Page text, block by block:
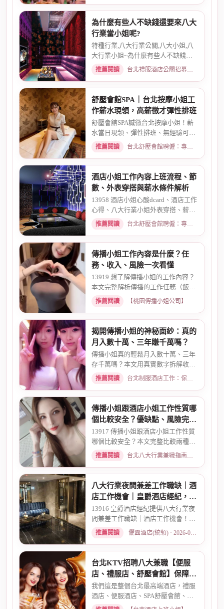
為什麼有些人不缺錢還要來八大
行業當小姐呢?
特種行業,八大行業公關,八大小姐,八
大行業小姐~為什麼有些人不缺錢還
要來八大行業當小姐呢? １．...
推薦閱讀 台北禮服酒店公關招募：兼職工作內容與薪資規範 · 2026-02-10
舒壓會館SPA｜台北按摩小姐工
作薪水現領，高薪徵才彈性排班
舒壓會館SPA誠徵台北按摩小姐！薪
水當日現領、彈性排班、無經驗可免
費培訓。環境舒適、安全有保...
推薦閱讀 台北舒壓會館聘僱：專業按摩師職缺與職涯規劃 · 2026-03-17
酒店小姐工作內容上班流程、節
數、外表穿搭與薪水條件解析
13958 酒店小姐心酸dcard、酒店工作
心得、八大行業小姐外表穿搭、薪水
條件、酒店公關出場費、酒...
推薦閱讀 台北舒壓會館聘僱：專業按摩師職缺與職涯規劃 · 2026-05-31
傳播小姐工作內容是什麼？任
務、收入、風險一次看懂
13919 想了解傳播小姐的工作內容？
本文完整解析傳播的工作任務（飯
局、派對、唱歌）、出勤方式、...
推薦閱讀 【桃園傳播小姐公司】傳播妹工作、兼職現領 · 2026-03-23
揭開傳播小姐的神秘面紗：真的
月入數十萬、三年賺千萬嗎？
傳播小姐真的輕鬆月入數十萬、三年
存千萬嗎？本文用真實數字拆解收入
結構，比較酒店與傳播的差異...
推薦閱讀 台北制服酒店工作：保障現領薪資與職缺總覽 · 2026-06-04
傳播小姐跟酒店小姐工作性質哪
個比較安全？優缺點、風險完整
比較
13917 傳播小姐跟酒店小姐工作性質
哪個比較安全？本文完整比較兩種工
作的環境、保障機制、風險來...
推薦閱讀 台北八大行業兼職指南：熱門職缺與求職須知 · 2026-03-17
八大行業夜間兼差工作職缺｜酒
店工作機會｜皇爵酒店經紀，高
薪現領彈性排班
13916 皇爵酒店經紀提供八大行業夜
間兼差工作職缺｜酒店工作機會！彈
性排班、當日現領、無經驗可...
推薦閱讀 儷園酒店(統領) · 2026-03-16
台北KTV招聘八大兼職【便服
店、禮服店、舒壓會館】保障日
薪
我們這是整個台北最高端酒店，禮服
酒店、便服酒店、SPA舒壓會館、舞
廳、鋼琴酒吧、六條通日式酒...